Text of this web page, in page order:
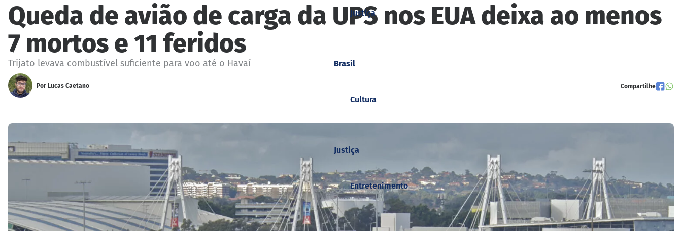
Justiça
Cultura
Entretenimento
Brasil
Justiça
Queda de avião de carga da UPS nos EUA deixa ao menos
7 mortos e 11 feridos
Trijato levava combustível suficiente para voo até o Havaí
Por Lucas Caetano Compartilhe